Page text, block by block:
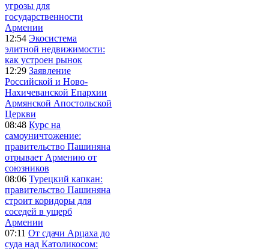
угрозы для
государственности
Армении
12:54 Экосистема
элитной недвижимости:
как устроен рынок
12:29 Заявление
Российской и Ново-
Нахичеванской Епархии
Армянской Апостольской
Церкви
08:48 Курс на
самоуничтожение:
правительство Пашиняна
отрывает Армению от
союзников
08:06 Турецкий капкан:
правительство Пашиняна
строит коридоры для
соседей в ущерб
Армении
07:11 От сдачи Арцаха до
суда над Католикосом: